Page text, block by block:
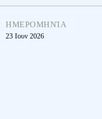
ΗΜΕΡΟΜΗΝΊΑ
23 Ιουν 2026